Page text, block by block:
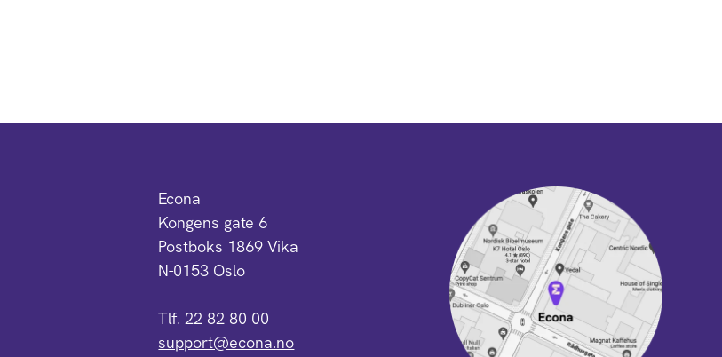
Econa
Kongens gate 6
Postboks 1869 Vika
N-0153 Oslo
Tlf. 22 82 80 00
support@econa.no